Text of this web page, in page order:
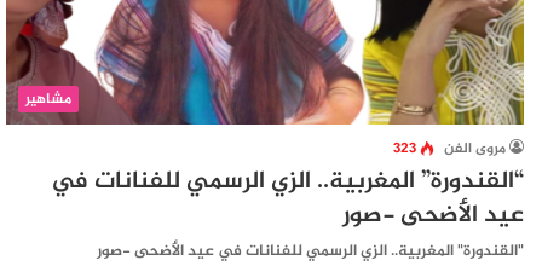
مشاهير
مروى الفن 323
“القندورة” المغربية.. الزي الرسمي للفنانات في
عيد الأَضحى -صور
"القندورة" المغربية.. الزي الرسمي للفنانات في عيد الأَضحى -صور